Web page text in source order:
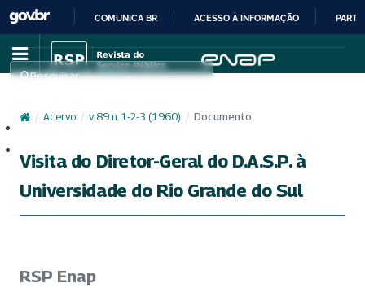
IR
PARA
CONTEÚDO
COMUNICA BR ACESSO À INFORMAÇÃO
Pesquisar
/ Acervo / v. 89 n. 1-2-3 (1960) / Documento
Visita do Diretor-Geral do D.A.S.P. à
Universidade do Rio Grande do Sul
RSP Enap